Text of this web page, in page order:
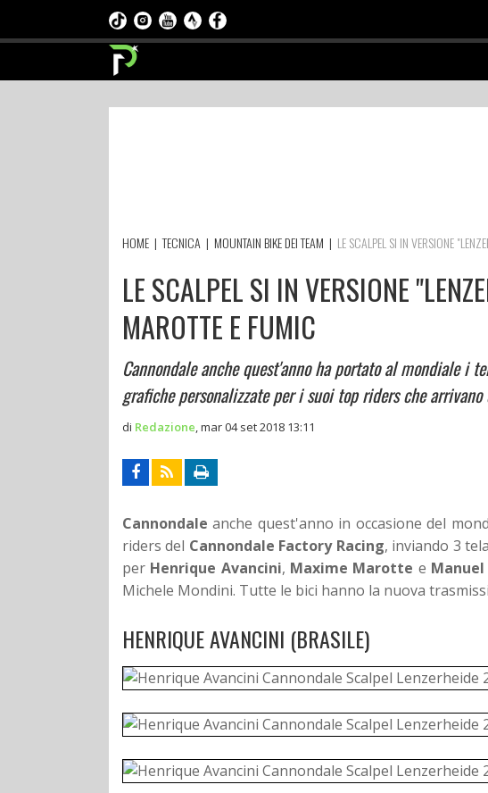
HOME |TECNICA | MOUNTAIN BIKE DEI TEAM | LE SCALPEL SI IN VERSIONE
LE SCALPEL SI IN VERSIONE
MAROTTE E FUMIC
Cannondale anche quest'anno ha portato al mondiale i
grafiche personalizzate per i suoi top riders che
di Redazione mar 04 set 2018 13:11
Cannondale anche quest'anno in occasione del
riders del Cannondale Factory Racing, inviando 3
per Henrique Avancini, Maxime Marotte e Manuel
Michele Mondini. Tutte le bici hanno la nuova
HENRIQUE AVANCINI (BRASILE)